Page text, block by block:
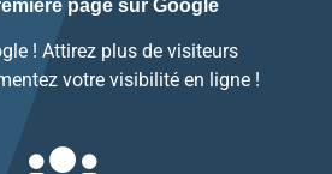
page sur Google
! Attirez plus de visiteurs
votre visibilité en ligne !